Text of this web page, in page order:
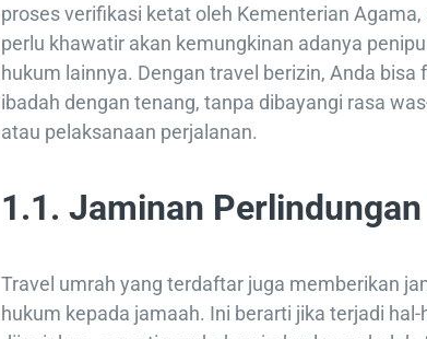
proses verifikasi ketat oleh Kementerian
perlu khawatir akan kemungkinan adanya
hukum lainnya. Dengan travel berizin, Anda bisa
ibadah dengan tenang, tanpa dibayangi rasa
atau pelaksanaan perjalanan.
1.1. Jaminan
Travel umrah yang terdaftar juga memberikan
hukum kepada jamaah. Ini berarti jika terjadi